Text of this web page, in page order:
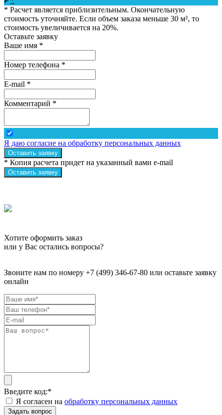
* Расчет является приблизительным. Окончательную
стоимость уточняйте. Если объем заказа меньше 30 м², то
стоимость увеличивается на 20%.
Оставьте заявку
Ваше имя *
Номер телефона *
E-mail *
Комментарий *
Я даю согласие на обработку персональных данных
Оставить заявку
* Копия расчета придет на указанный вами e-mail
Оставить заявку
Хотите оформить заказ
или у Вас остались вопросы?
Звоните нам по номеру +7 (499) 346-67-80 или оставьте заявку
онлайн
Введите код:*
Я согласен на обработку персональных данных
Задать вопрос